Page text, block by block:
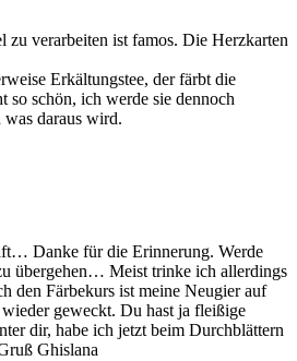
zu verarbeiten ist famos. Die Herzkarten
Erkältungstee, der färbt die
so schön, ich werde sie dennoch
was daraus wird.
Danke für die Erinnerung. Werde
übergehen… Meist trinke ich allerdings
den Färbekurs ist meine Neugier auf
geweckt. Du hast ja fleißige
dir, habe ich jetzt beim Durchblättern
Ghislana